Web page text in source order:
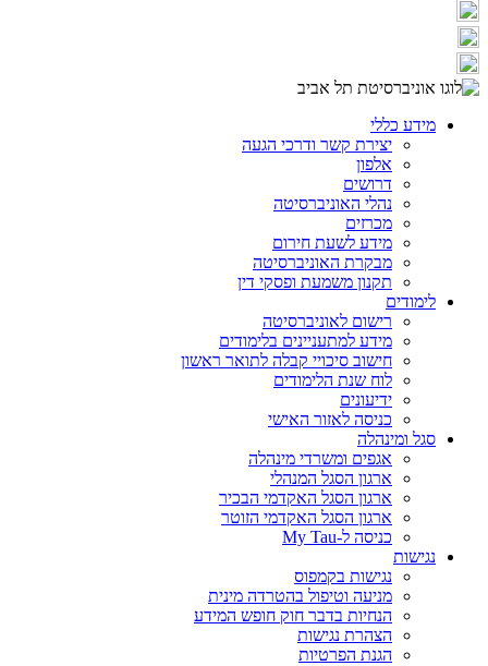
מידע כללי
יצירת קשר ודרכי הגעה
אלפון
דרושים
נהלי האוניברסיטה
מכרזים
מידע לשעת חירום
מבקרת האוניברסיטה
תקנון משמעת ופסקי דין
לימודים
רישום לאוניברסיטה
מידע למתעניינים בלימודים
חישוב סיכויי קבלה לתואר ראשון
לוח שנת הלימודים
ידיעונים
כניסה לאזור האישי
סגל ומינהלה
אגפים ומשרדי מינהלה
ארגון הסגל המנהלי
ארגון הסגל האקדמי הבכיר
ארגון הסגל האקדמי הזוטר
כניסה ל-My Tau
נגישות
נגישות בקמפוס
מניעה וטיפול בהטרדה מינית
הנחיות בדבר חוק חופש המידע
הצהרת נגישות
הגנת הפרטיות